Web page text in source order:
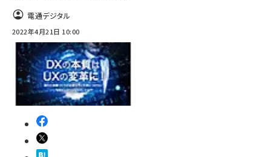
電通デジタル
2022年4月21日 10:00